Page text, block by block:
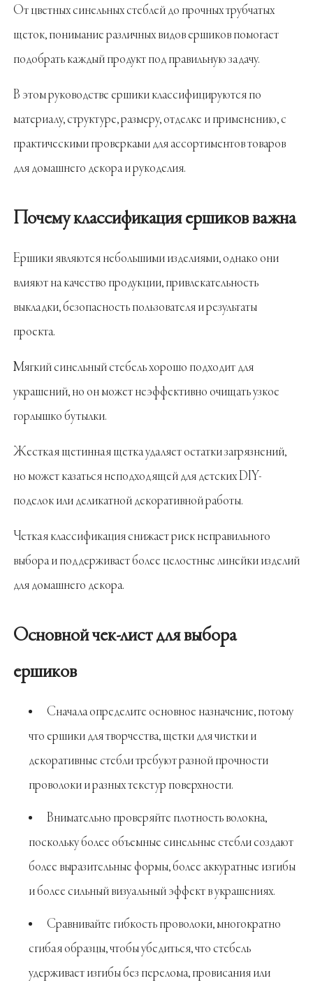
От цветных синельных стеблей до прочных трубчатых
щеток, понимание различных видов ершиков помогает
подобрать каждый продукт под правильную задачу.
В этом руководстве ершики классифицируются по
материалу, структуре, размеру, отделке и применению, с
практическими проверками для ассортиментов товаров
для домашнего декора и рукоделия.
Почему классификация ершиков важна
Ершики являются небольшими изделиями, однако они
влияют на качество продукции, привлекательность
выкладки, безопасность пользователя и результаты
проекта.
Мягкий синельный стебель хорошо подходит для
украшений, но он может неэффективно очищать узкое
горлышко бутылки.
Жесткая щетинная щетка удаляет остатки загрязнений,
но может казаться неподходящей для детских DIY-
поделок или деликатной декоративной работы.
Четкая классификация снижает риск неправильного
выбора и поддерживает более целостные линейки изделий
для домашнего декора.
Основной чек-лист для выбора
ершиков
Сначала определите основное назначение, потому
что ершики для творчества, щетки для чистки и
декоративные стебли требуют разной прочности
проволоки и разных текстур поверхности.
Внимательно проверяйте плотность волокна,
поскольку более объемные синельные стебли создают
более выразительные формы, более аккуратные изгибы
и более сильный визуальный эффект в украшениях.
Сравнивайте гибкость проволоки, многократно
сгибая образцы, чтобы убедиться, что стебель
удерживает изгибы без перелома, провисания или